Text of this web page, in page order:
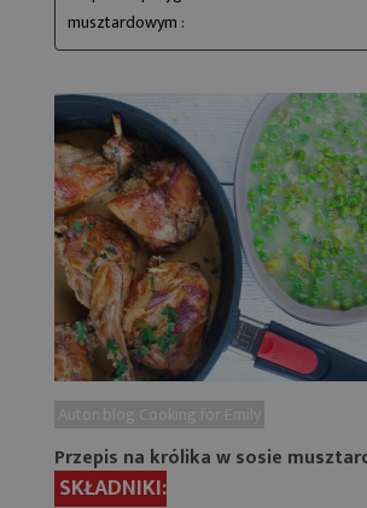
musztardowym :
Przepis na królika w sosie
SKŁADNIKI: